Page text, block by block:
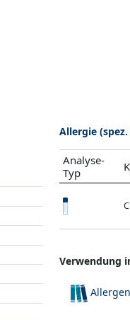
Allergie (spez.
Analyse-
Typ
Verwendung